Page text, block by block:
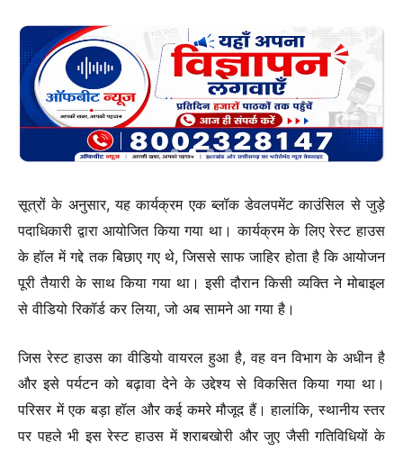
सूत्रों के अनुसार, यह कार्यक्रम एक ब्लॉक डेवलपमेंट काउंसिल से जुड़े
पदाधिकारी द्वारा आयोजित किया गया था। कार्यक्रम के लिए रेस्ट हाउस
के हॉल में गद्दे तक बिछाए गए थे, जिससे साफ जाहिर होता है कि आयोजन
पूरी तैयारी के साथ किया गया था। इसी दौरान किसी व्यक्ति ने मोबाइल
से वीडियो रिकॉर्ड कर लिया, जो अब सामने आ गया है।
जिस रेस्ट हाउस का वीडियो वायरल हुआ है, वह वन विभाग के अधीन है
और इसे पर्यटन को बढ़ावा देने के उद्देश्य से विकसित किया गया था।
परिसर में एक बड़ा हॉल और कई कमरे मौजूद हैं। हालांकि, स्थानीय स्तर
पर पहले भी इस रेस्ट हाउस में शराबखोरी और जुए जैसी गतिविधियों के